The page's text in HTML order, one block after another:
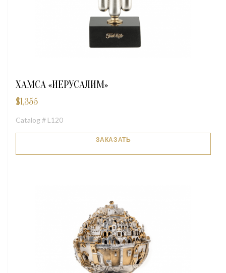
ХАМСА «ИЕРУСАЛИМ»
$1,355
Catalog # L120
ЗАКАЗАТЬ